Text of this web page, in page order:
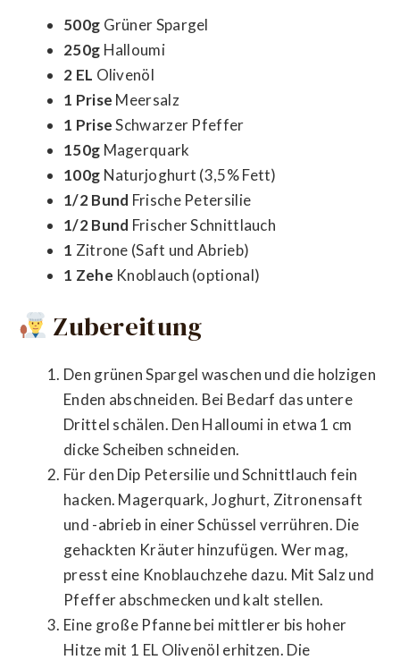
500g Grüner Spargel
250g Halloumi
2 EL Olivenöl
1 Prise Meersalz
1 PriseSchwarzer Pfeffer
150g Magerquark
100g Naturjoghurt (3,5% Fett)
1/2 Bund Frische Petersilie
1/2 Bund Frischer Schnittlauch
1 Zitrone (Saft und Abrieb)
1 Zehe Knoblauch (optional)
Zubereitung
Den grünen Spargel waschen und die holzigen
Enden abschneiden. Bei Bedarf das untere
Drittel schälen. Den Halloumi in etwa 1 cm
dicke Scheiben schneiden.
Für den Dip Petersilie und Schnittlauch fein
hacken. Magerquark, Joghurt, Zitronensaft
und -abrieb in einer Schüssel verrühren. Die
gehackten Kräuter hinzufügen. Wer mag,
presst eine Knoblauchzehe dazu. Mit Salz und
Pfeffer abschmecken und kalt stellen.
Eine große Pfanne bei mittlerer bis hoher
Hitze mit 1 EL Olivenöl erhitzen. Die